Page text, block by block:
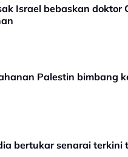
Israel bebaskan
Palestin bimbang
bertukar senarai